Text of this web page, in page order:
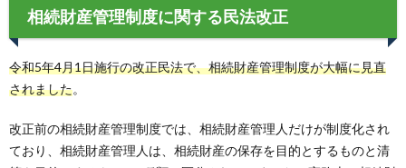
相続財産管理制度に関する民法改正
令和5年4月1日施行の改正民法で、相続財産管理制度が大幅に見直
されました。
改正前の相続財産管理制度では、相続財産管理人だけが制度化され
ており、相続財産管理人は、相続財産の保存を目的とするものと清